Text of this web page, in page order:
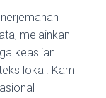
melainkan
keaslian
lokal. Kami